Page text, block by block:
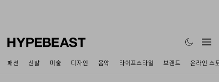
패션 신발 미술 디자인 음악 라이프스타일 브랜드 온라인 스